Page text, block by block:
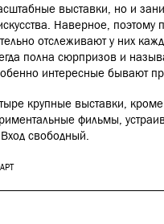
выставки, но и
Наверное, поэтому
отслеживают у них
полна сюрпризов и
интересные бывают
крупные выставки,
фильмы,
свободный.
АРТ